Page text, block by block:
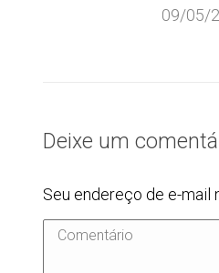
09/05/
Deixe um
Seu endereço de e-mail
Comentário